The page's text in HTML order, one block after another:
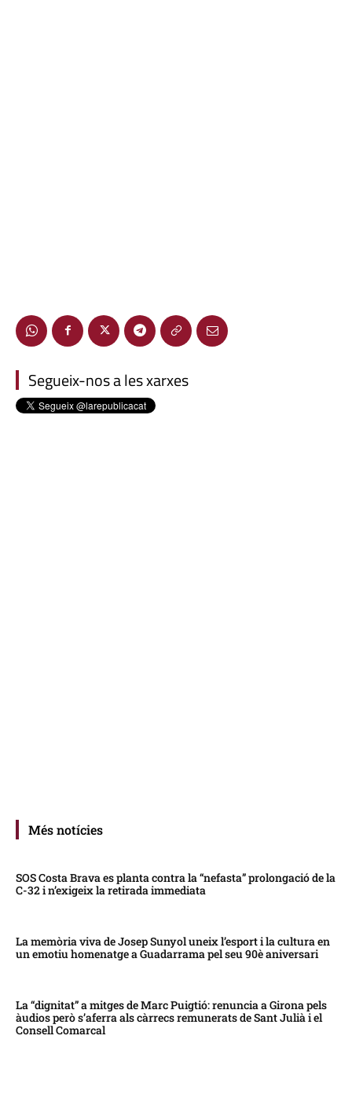
Segueix-nos a les xarxes
Més notícies
SOS Costa Brava es planta contra la “nefasta” prolongació de la
C-32 i n’exigeix la retirada immediata
La memòria viva de Josep Sunyol uneix l’esport i la cultura en
un emotiu homenatge a Guadarrama pel seu 90è aniversari
La “dignitat” a mitges de Marc Puigtió: renuncia a Girona pels
àudios però s’aferra als càrrecs remunerats de Sant Julià i el
Consell Comarcal